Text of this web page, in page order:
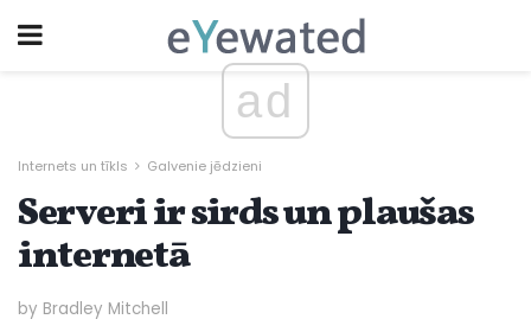
ad
Internets un tīkls Galvenie jēdzieni
Serveri ir sirds un plaušas
internetā
by Bradley Mitchell